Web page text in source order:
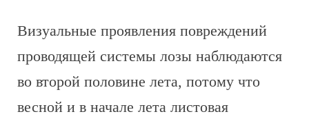
Визуальные проявления повреждений
проводящей системы лозы наблюдаются
во второй половине лета, потому что
весной и в начале лета листовая